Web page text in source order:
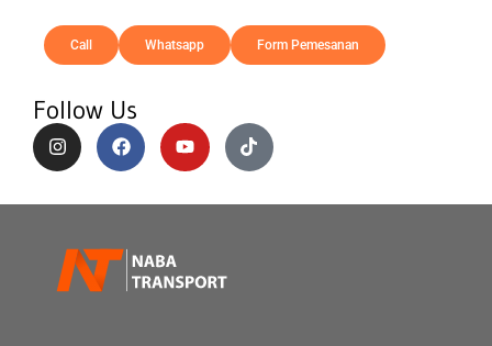
Call Whatsapp Form Pemesanan
Follow Us